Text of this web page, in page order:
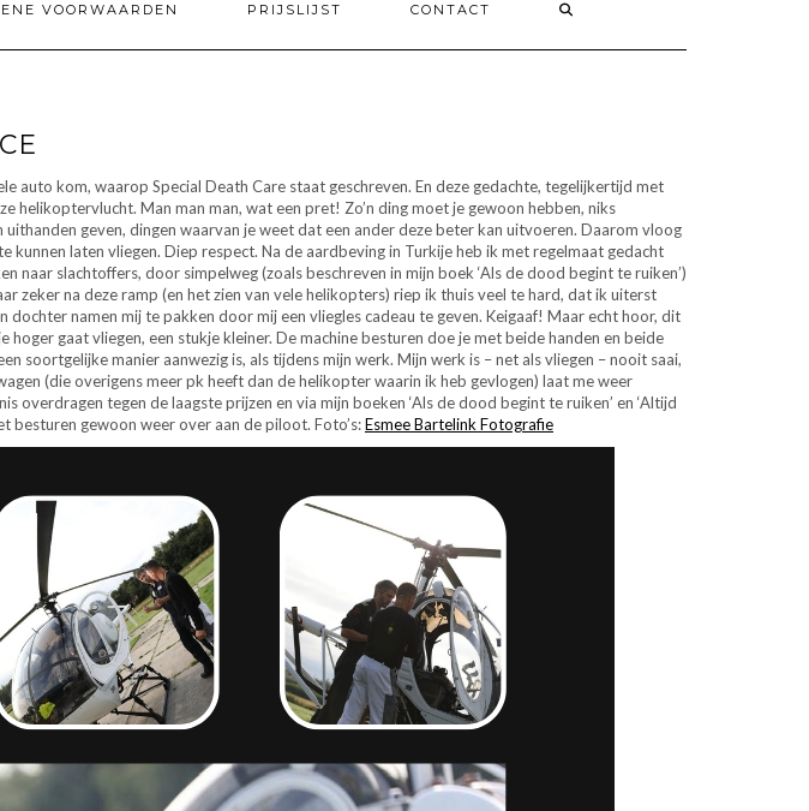
VOORWAARDEN PRIJSLIJST CONTACT
auto kom, waarop Special Death Care staat geschreven. En deze gedachte, tegelijkertijd met
helikoptervlucht. Man man man, wat een pret! Zo’n ding moet je gewoon hebben, niks
geven, dingen waarvan je weet dat een ander deze beter kan uitvoeren. Daarom vloog
laten vliegen. Diep respect. Na de aardbeving in Turkije heb ik met regelmaat gedacht
naar slachtoffers, door simpelweg (zoals beschreven in mijn boek ‘Als de dood begint te ruiken’)
zeker na deze ramp (en het zien van vele helikopters) riep ik thuis veel te hard, dat ik uiterst
namen mij te pakken door mij een vliegles cadeau te geven. Keigaaf! Maar echt hoor, dit
gaat vliegen, een stukje kleiner. De machine besturen doe je met beide handen en beide
soortgelijke manier aanwezig is, als tijdens mijn werk. Mijn werk is – net als vliegen – nooit saai,
(die overigens meer pk heeft dan de helikopter waarin ik heb gevlogen) laat me weer
tegen de laagste prijzen en via mijn boeken ‘Als de dood begint te ruiken’ en ‘Altijd
besturen gewoon weer over aan de piloot. Foto’s:Esmee Bartelink Fotografie